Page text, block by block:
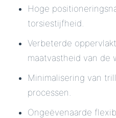
Hoge
torsiestijfheid.
Verbeterde
maatvastheid van de
Minimalisering van
processen.
Ongeëvenaarde